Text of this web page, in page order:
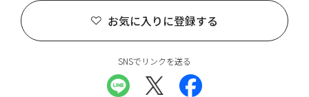
お気に入りに登録する
SNSでリンクを送る